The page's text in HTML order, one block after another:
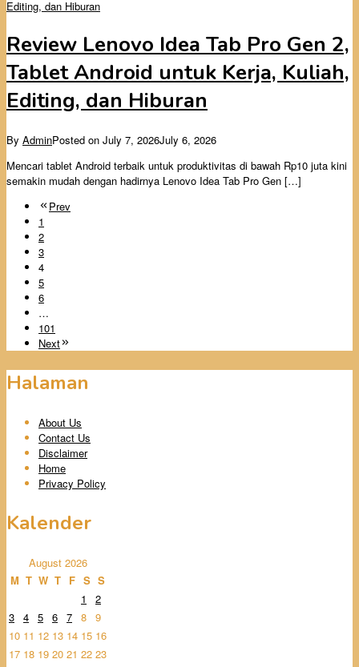
Review Lenovo Idea Tab Pro Gen 2,
Tablet Android untuk Kerja, Kuliah,
Editing, dan Hiburan
By AdminPosted on July 7, 2026July 6, 2026
Mencari tablet Android terbaik untuk produktivitas di bawah Rp10 juta kini
semakin mudah dengan hadirnya Lenovo Idea Tab Pro Gen […]
Prev
1
2
3
4
5
6
…
101
Next
Halaman
About Us
Contact Us
Disclaimer
Home
Privacy Policy
Kalender
August 2026
M T W T F S S
1
2
3 4 5 6 7 8 9
10 11 12 13 14 15 16
17 18 19 20 21 22 23